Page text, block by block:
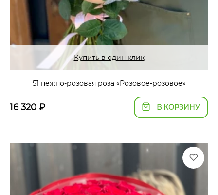
Купить в один клик
51 нежно-розовая роза «Розовое-розовое»
16 320 ₽ В КОРЗИНУ